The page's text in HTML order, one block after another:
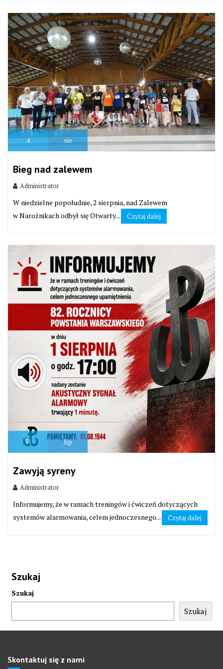
4 sie
Bieg nad zalewem
Administrator
W niedzielne popołudnie, 2 sierpnia, nad Zalewem
w Narożnikach odbył się Otwarty...
Czytaj dalej
31 lip
Zawyją syreny
Administrator
Informujemy, że w ramach treningów i ćwiczeń dotyczących
systemów alarmowania, celem jednoczesnego...
Czytaj dalej
Szukaj
Szukaj
Szukaj
Skontaktuj się z nami